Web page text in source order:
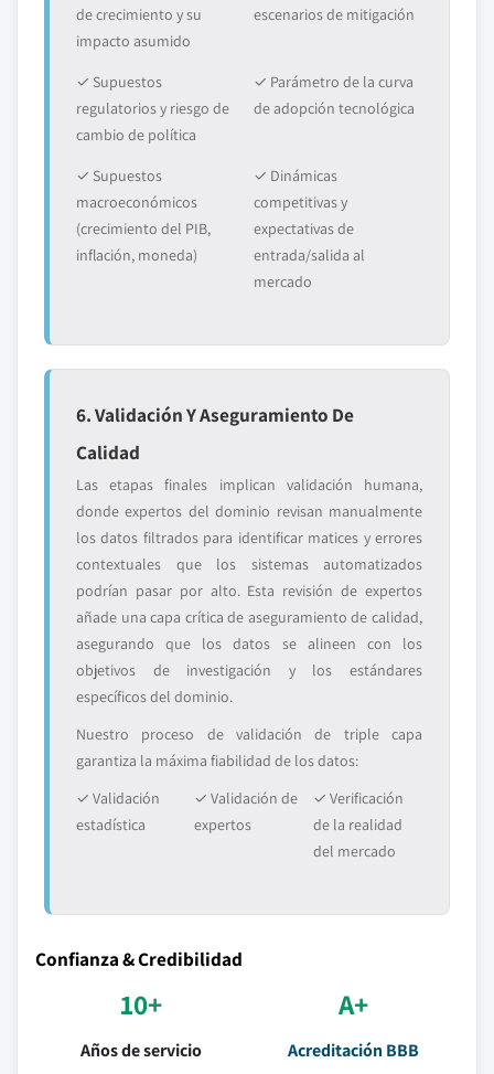
de crecimiento y su
impacto asumido
escenarios de mitigación
✓ Supuestos
regulatorios y riesgo de
cambio de política
✓ Parámetro de la curva
de adopción tecnológica
✓ Supuestos
macroeconómicos
(crecimiento del PIB,
inflación, moneda)
✓ Dinámicas
competitivas y
expectativas de
entrada/salida al
mercado
6. Validación Y Aseguramiento De
Calidad
Las etapas finales implican validación humana,
donde expertos del dominio revisan manualmente
los datos filtrados para identificar matices y errores
contextuales que los sistemas automatizados
podrían pasar por alto. Esta revisión de expertos
añade una capa crítica de aseguramiento de calidad,
asegurando que los datos se alineen con los
objetivos de investigación y los estándares
específicos del dominio.
Nuestro proceso de validación de triple capa
garantiza la máxima fiabilidad de los datos:
✓ Validación
estadística
✓ Validación de
expertos
✓ Verificación
de la realidad
del mercado
Confianza & Credibilidad
10+
Años de servicio
A+
Acreditación BBB